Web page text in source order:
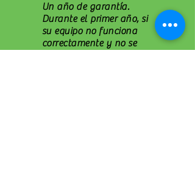
Un año de garantía.
Durante el primer año, si
su equipo no funciona
correctamente y no se